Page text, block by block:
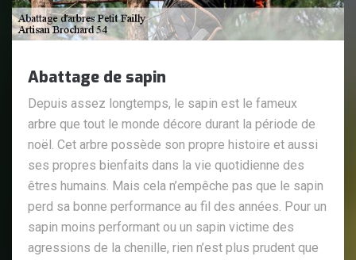
Abattage de sapin
Depuis assez longtemps, le sapin est le fameux
arbre que tout le monde décore durant la période de
noël. Cet arbre possède son propre histoire et aussi
ses propres bienfaits dans la vie quotidienne des
êtres humains. Mais cela n’empêche pas que le sapin
perd sa bonne performance au fil des années. Pour un
sapin moins performant ou un sapin victime des
agressions de la chenille, rien n’est plus prudent que